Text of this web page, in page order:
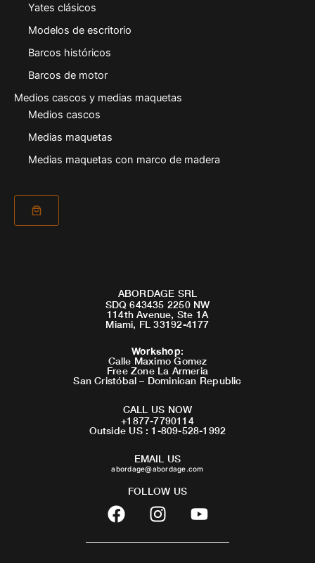
Yates clásicos
Modelos de escritorio
Barcos históricos
Barcos de motor
Medios cascos y medias maquetas
Medios cascos
Medias maquetas
Medias maquetas con marco de madera
ABORDAGE SRL
SDQ 643435 2250 NW
114th Avenue, Ste 1A
Miami, FL 33192-4177
Workshop:
Calle Maximo Gomez
Free Zone La Armeria
San Cristóbal – Dominican Republic
CALL US NOW
+1877-7790114
Outside US : 1-809-528-1992
EMAIL US
abordage@abordage.com
FOLLOW US
F
a
c
I
n
s
Y
o
u